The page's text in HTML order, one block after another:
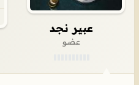
عبير نجد
عضو